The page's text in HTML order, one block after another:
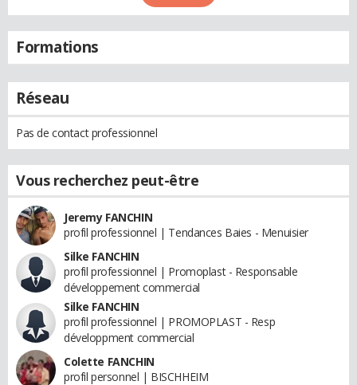
Formations
Réseau
Pas de contact professionnel
Vous recherchez peut-être
Jeremy FANCHIN
profil professionnel | Tendances Baies - Menuisier
Silke FANCHIN
profil professionnel | Promoplast - Responsable
développement commercial
Silke FANCHIN
profil professionnel | PROMOPLAST - Resp
développment commercial
Colette FANCHIN
profil personnel | BISCHHEIM